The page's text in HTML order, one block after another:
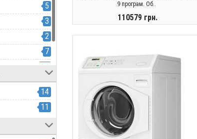
5
3
2
7
1
14
11
9 програм. Об..
110579 грн.